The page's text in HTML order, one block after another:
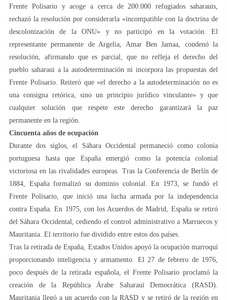
Frente Polisario y acoge a cerca de 200.000 refugiados saharauis,
rechazó la resolución por considerarla «incompatible con la doctrina de
descolonización de la ONU» y no participó en la votación. El
representante permanente de Argelia, Amar Ben Jamaa, condenó la
resolución, afirmando que es parcial, que no refleja el derecho del
pueblo saharaui a la autodeterminación ni incorpora las propuestas del
Frente Polisario. Reiteró que «el derecho a la autodeterminación no es
una consigna retórica, sino un principio jurídico vinculante» y que
cualquier solución que respete este derecho garantizará la paz
permanente en la región.
Cincuenta años de ocupación
Durante dos siglos, el Sáhara Occidental permaneció como colonia
portuguesa hasta que España emergió como la potencia colonial
victoriosa en las rivalidades europeas. Tras la Conferencia de Berlín de
1884, España formalizó su dominio colonial. En 1973, se fundó el
Frente Polisario, que inició una lucha armada por la independencia
contra España. En 1975, con los Acuerdos de Madrid, España se retiró
del Sáhara Occidental, cediendo el control administrativo a Marruecos y
Mauritania. El territorio fue dividido entre estos dos países.
Tras la retirada de España, Estados Unidos apoyó la ocupación marroquí
proporcionando inteligencia y armamento. El 27 de febrero de 1976,
poco después de la retirada española, el Frente Polisario proclamó la
creación de la República Árabe Saharaui Democrática (RASD).
Mauritania llegó a un acuerdo con la RASD y se retiró de la región en